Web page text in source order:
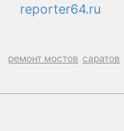
reporter64.ru
ремонт мостов саратов